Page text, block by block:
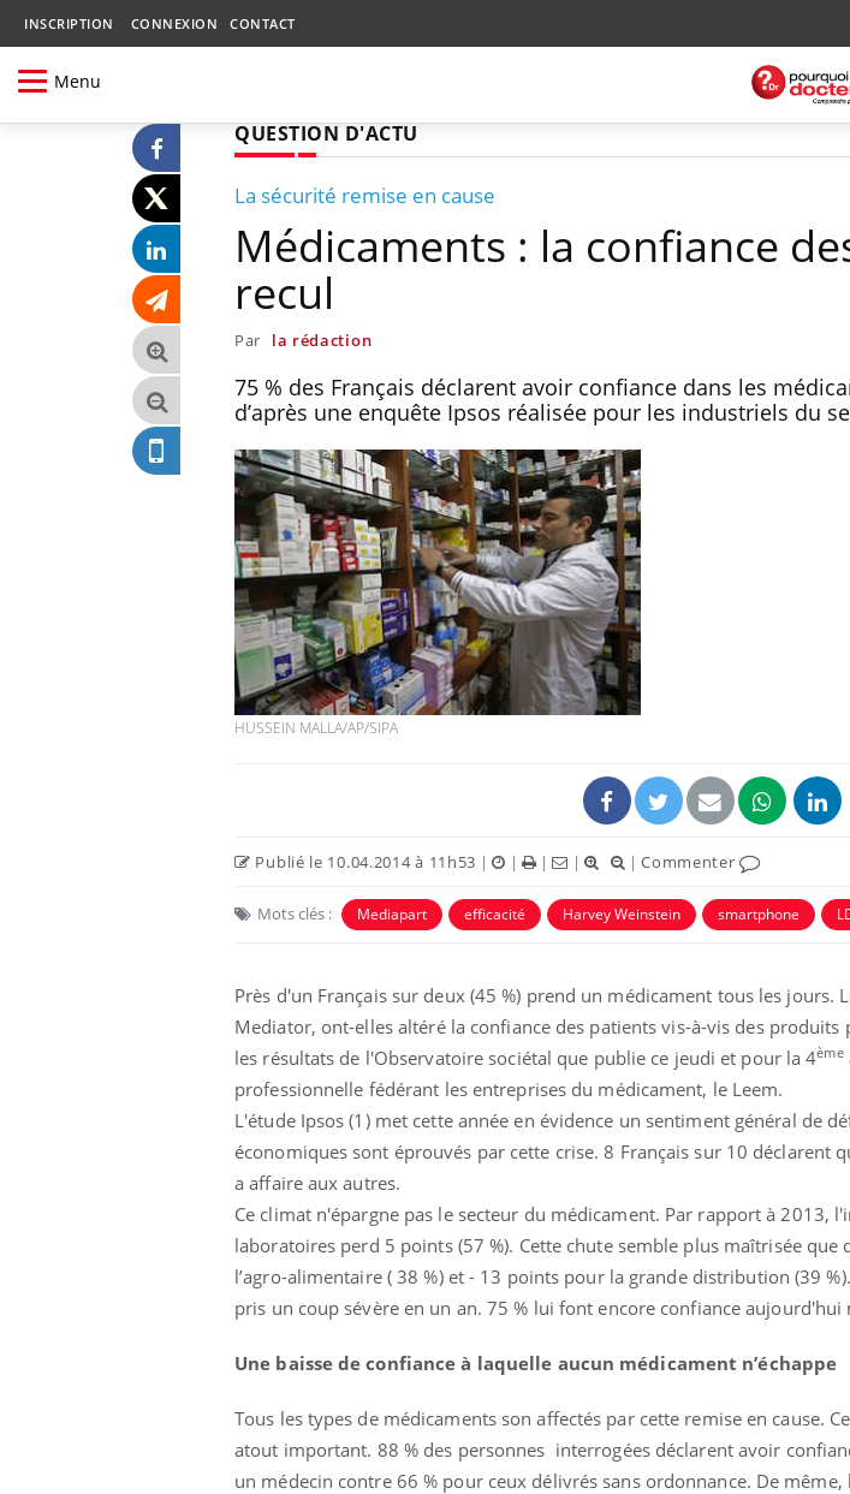
INSCRIPTION CONNEXION CONTACT
Menu
QUESTION D'ACTU
La sécurité remise en cause
Médicaments : la confiance
recul
Par la rédaction
75 % des Français déclarent avoir confiance dans les
d’après une enquête Ipsos réalisée pour les industriels du
HUSSEIN MALLA/AP/SIPA
Publié le 10.04.2014 à 11h53 | | | | |Commenter
Mots clés : Mediapart efficacité Harvey Weinstein smartphone
Près d'un Français sur deux (45 %) prend un médicament tous les jours.
Mediator, ont-elles altéré la confiance des patients vis-à-vis des
les résultats de l'Observatoire sociétal que publie ce jeudi et pour la 4ème
professionnelle fédérant les entreprises du médicament, le Leem.
L'étude Ipsos (1) met cette année en évidence un sentiment général de
économiques sont éprouvés par cette crise. 8 Français sur 10 déclarent
a affaire aux autres.
Ce climat n'épargne pas le secteur du médicament. Par rapport à 2013,
laboratoires perd 5 points (57 %). Cette chute semble plus maîtrisée que
l’agro-alimentaire ( 38 %) et - 13 points pour la grande distribution (39
pris un coup sévère en un an. 75 % lui font encore confiance aujourd'hui
Une baisse de confiance à laquelle aucun médicament n’échappe
Tous les types de médicaments son affectés par cette remise en cause.
atout important. 88 % des personnes interrogées déclarent avoir
un médecin contre 66 % pour ceux délivrés sans ordonnance. De
Éclipse solaire du 12
: “Des verres adaptés,
c'est indispensable pour
la santé des yeux”